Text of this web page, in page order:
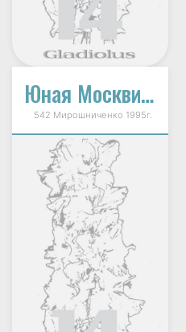
Юная Москвичка
542 Мирошниченко 1995г.